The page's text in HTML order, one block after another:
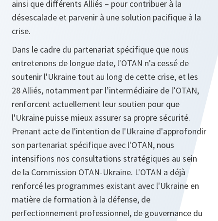
ainsi que différents Alliés – pour contribuer à la
désescalade et parvenir à une solution pacifique à la
crise.
Dans le cadre du partenariat spécifique que nous
entretenons de longue date, l'OTAN n'a cessé de
soutenir l'Ukraine tout au long de cette crise, et les
28 Alliés, notamment par l’intermédiaire de l’OTAN,
renforcent actuellement leur soutien pour que
l'Ukraine puisse mieux assurer sa propre sécurité.
Prenant acte de l'intention de l'Ukraine d'approfondir
son partenariat spécifique avec l'OTAN, nous
intensifions nos consultations stratégiques au sein
de la Commission OTAN-Ukraine. L'OTAN a déjà
renforcé les programmes existant avec l'Ukraine en
matière de formation à la défense, de
perfectionnement professionnel, de gouvernance du